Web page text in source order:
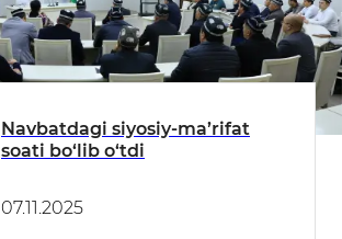
Navbatdagi siyosiy-ma’rifat
soati bo‘lib o‘tdi
07.11.2025